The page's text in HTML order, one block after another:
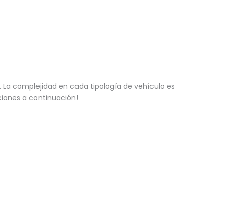
complejidad en cada tipología de vehículo es
a continuación!